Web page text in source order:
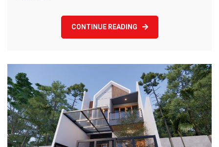
CONTINUE READING